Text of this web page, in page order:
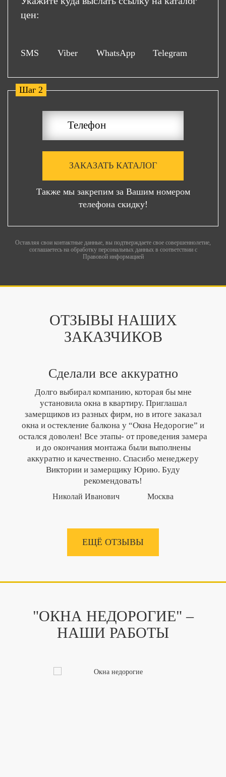
цен:
SMS Viber WhatsApp Telegram
Шаг 2
ЗАКАЗАТЬ КАТАЛОГ
Также мы закрепим за Вашим номером
телефона скидку!
Оставляя свои контактные данные, вы подтверждаете свое совершеннолетие,
соглашаетесь на обработку персональных данных в соответствии с
Правовой информацией
ОТЗЫВЫ НАШИХ
ЗАКАЗЧИКОВ
Сделали все аккуратно
Долго выбирал компанию, которая бы мне
установила окна в квартиру. Приглашал
замерщиков из разных фирм, но в итоге заказал
окна и остекление балкона у “Окна Недорогие” и
остался доволен! Все этапы- от проведения замера
и до окончания монтажа были выполнены
аккуратно и качественно. Спасибо менеджеру
Виктории и замерщику Юрию. Буду
рекомендовать!
Николай Иванович Москва
ЕЩЁ ОТЗЫВЫ
"ОКНА НЕДОРОГИЕ" –
НАШИ РАБОТЫ